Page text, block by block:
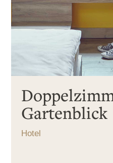
Gartenblick
Hotel